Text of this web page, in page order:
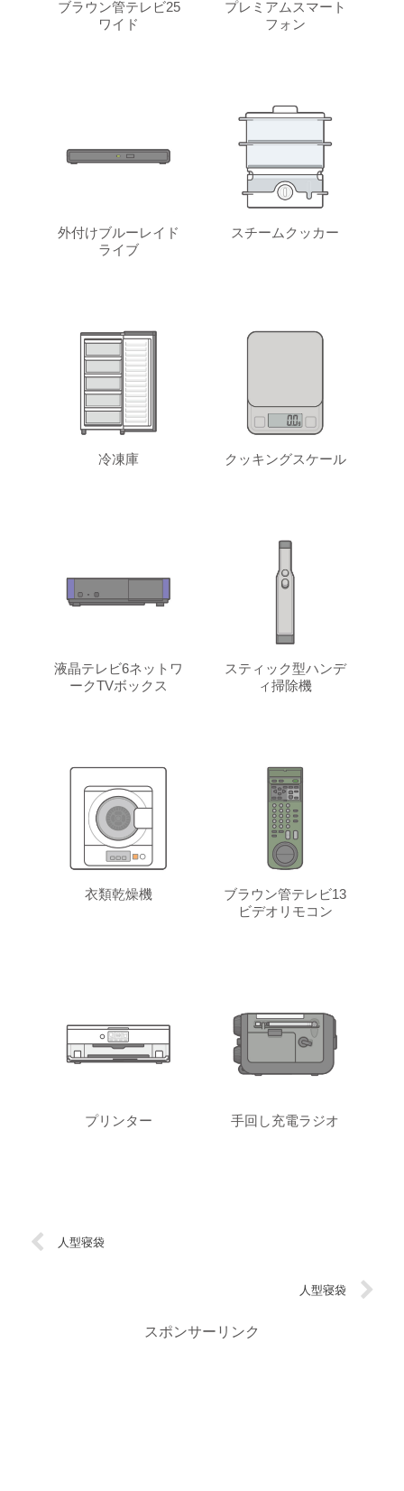
ブラウン管テレビ25
ワイド
プレミアムスマート
フォン
外付けブルーレイド
ライブ
スチームクッカー
冷凍庫 クッキングスケール
液晶テレビ6ネットワ
ークTVボックス
スティック型ハンデ
ィ掃除機
衣類乾燥機
ブラウン管テレビ13
ビデオリモコン
プリンター 手回し充電ラジオ
人型寝袋
人型寝袋
スポンサーリンク